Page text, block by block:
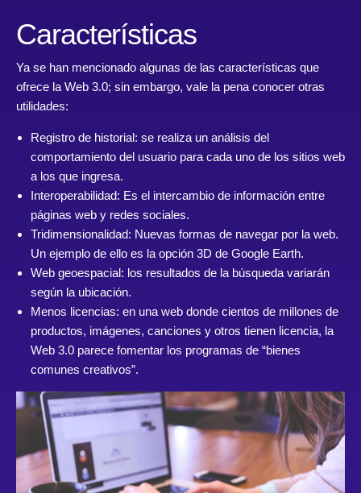
Características
Ya se han mencionado algunas de las características que
ofrece la Web 3.0; sin embargo, vale la pena conocer otras
utilidades:
Registro de historial: se realiza un análisis del
comportamiento del usuario para cada uno de los sitios web
a los que ingresa.
Interoperabilidad: Es el intercambio de información entre
páginas web y redes sociales.
Tridimensionalidad: Nuevas formas de navegar por la web.
Un ejemplo de ello es la opción 3D de Google Earth.
Web geoespacial: los resultados de la búsqueda variarán
según la ubicación.
Menos licencias: en una web donde cientos de millones de
productos, imágenes, canciones y otros tienen licencia, la
Web 3.0 parece fomentar los programas de “bienes
comunes creativos”.